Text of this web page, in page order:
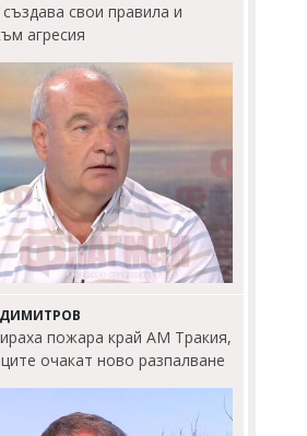
свои правила и
агресия
пожара край АМ Тракия,
очакат ново разпалване